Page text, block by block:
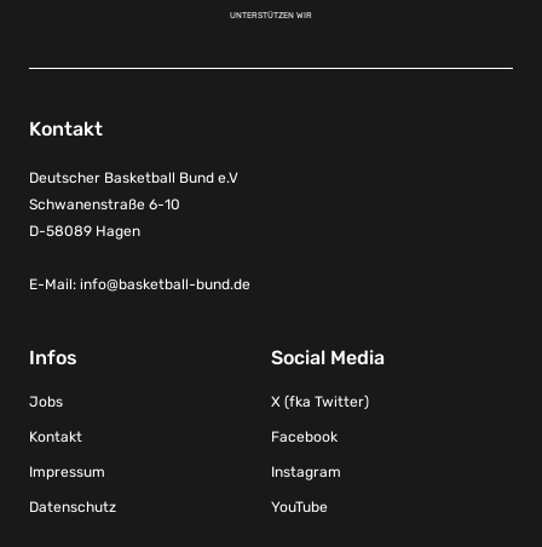
UNTERSTÜTZEN WIR
Kontakt
Deutscher Basketball Bund e.V
Schwanenstraße 6-10
D-58089 Hagen
E-Mail: info@basketball-bund.de
Infos
Jobs
Kontakt
Impressum
Datenschutz
Social Media
X (fka Twitter)
Facebook
Instagram
YouTube